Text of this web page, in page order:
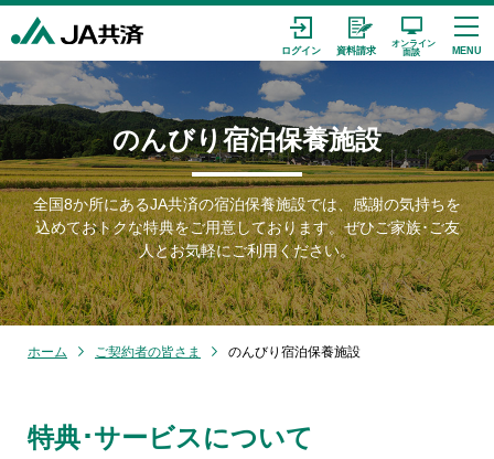
のんびり宿泊保養施設
全国8か所にあるJA共済の宿泊保養施設では、感謝の気持ちを
込めておトクな特典をご用意しております。ぜひご家族･ご友
人とお気軽にご利用ください。
ホーム ご契約者の皆さま のんびり宿泊保養施設
特典･サービスについて